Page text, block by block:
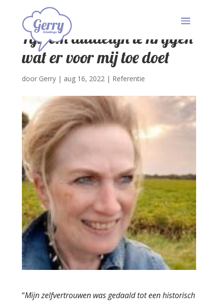
Fijn om duidelijk te krijgen
wat er voor mij toe doet
door Gerry| aug 16, 2022| Referentie
“Mijn zelfvertrouwen was gedaald tot een historisch